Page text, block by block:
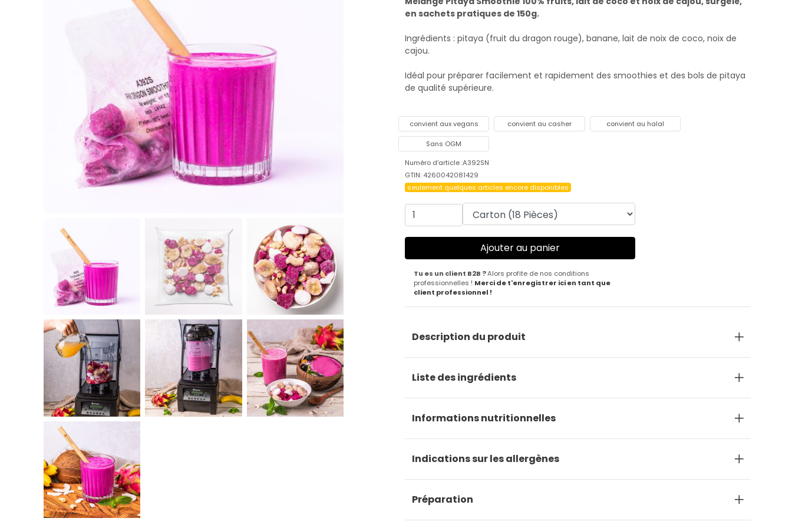
en sachets pratiques de 150g.
Ingrédients : pitaya (fruit du dragon rouge), banane, lait de noix de coco, noix de
cajou.
Idéal pour préparer facilement et rapidement des smoothies et des bols de pitaya
de qualité supérieure.
convient aux vegans convient au casher convient au halal
Sans OGM
Numéro d'article :A392SN
GTIN: 4260042081429
seulement quelques articles encore disponibles
Tu es un client B2B ?Alors profite de nos conditions
professionnelles ! Merci de t'enregistrer ici en tant que
client professionnel !
Description du produit
Liste des ingrédients
Informations nutritionnelles
Indications sur les allergènes
Préparation